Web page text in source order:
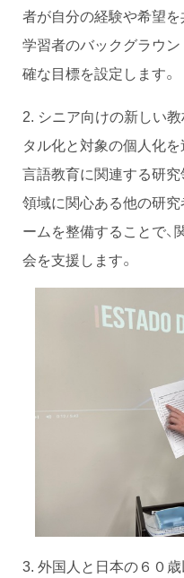
者が自分の経験や希望を
学習者のバックグラウ
確な目標を設定します。
2. シニア向けの新しい
タル化と対象の個人化
言語教育に関連する研究
領域に関心ある他の研
ームを整備することで
会を支援します。
3. 外国人と日本の６０